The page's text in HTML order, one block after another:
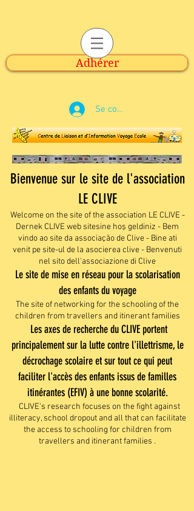
Adhérer
Se connecter
​Bienvenue sur le site de l'association
LE CLIVE
Welcome on the site of the association LE CLIVE -
Dernek CLIVE web sitesine hoş geldiniz - Bem
vindo ao site da associação de Clive - Bine ati
venit pe site-ul de la asocierea clive - Benvenuti
nel sito dell'associazione di Clive
Le site de mise en réseau pour la scolarisation
des enfants du voyage
The site of networking for the schooling of the
children from travellers and itinerant families
Les axes de recherche du CLIVE portent
principalement sur la lutte contre l'illettrisme, le
décrochage scolaire et sur tout ce qui peut
faciliter l'accès des enfants issus de familles
itinérantes (EFIV) à une bonne scolarité.
CLIVE's research focuses on the fight against
illiteracy, school dropout and all that can facilitate
the access to schooling for children from
travellers and itinerant families .